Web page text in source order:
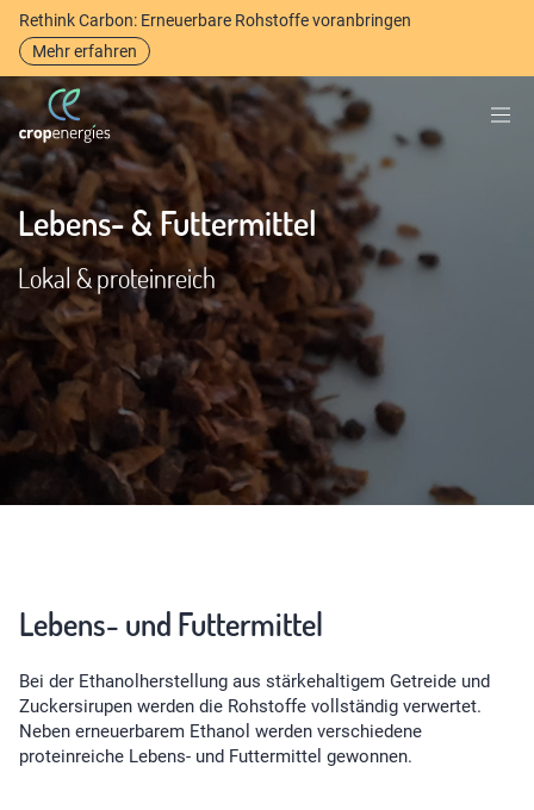
Rethink Carbon: Erneuerbare Rohstoffe voranbringen
Mehr erfahren
Lebens- & Futtermittel
Lokal & proteinreich
Lebens- und Futtermittel
Bei der Ethanolherstellung aus stärkehaltigem Getreide und
Zuckersirupen werden die Rohstoffe vollständig verwertet.
Neben erneuerbarem Ethanol werden verschiedene
proteinreiche Lebens- und Futtermittel gewonnen.